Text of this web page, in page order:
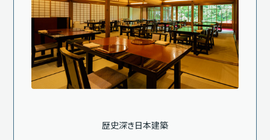
歴史深き日本建築